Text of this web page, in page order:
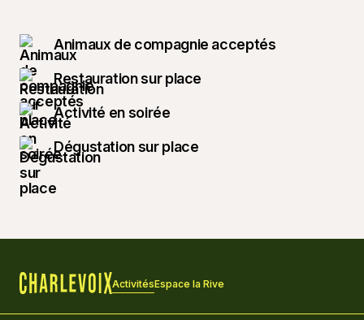
Animaux de compagnie acceptés
Restauration sur place
Activité en soirée
Dégustation sur place
ActivitésEspace la Rive